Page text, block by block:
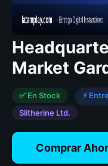
Market
✅ En Stock ⚡
Slitherine Ltd.
Comprar